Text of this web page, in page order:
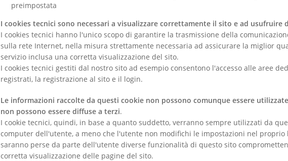
preimpostata
I cookies tecnici sono necessari a visualizzare correttamente il sito e ad usufruire
I cookies tecnici hanno l'unico scopo di garantire la trasmissione della
sulla rete Internet, nella misura strettamente necessaria ad assicurare la miglior
servizio inclusa una corretta visualizzazione del sito.
I cookies tecnici gestiti dal nostro sito ad esempio consentono l'accesso alle aree
registrati, la registrazione al sito e il login.
Le informazioni raccolte da questi cookie non possono comunque essere
non possono essere diffuse a terzi.
I cookie tecnici, quindi, in base a quanto suddetto, verranno sempre utilizzati da
computer dell'utente, a meno che l'utente non modifichi le impostazioni nel proprio
saranno perse da parte dell'utente diverse funzionalità di questo sito
corretta visualizzazione delle pagine del sito.